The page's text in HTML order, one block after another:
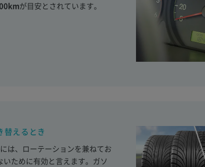
が目安とされています。
えるとき
は、ローテーションを兼ねてお
ために有効と言えます。ガソ